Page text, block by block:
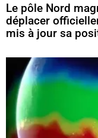
Le pôle Nord
déplacer
mis à jour sa